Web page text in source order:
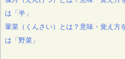
は「半」
葷菜（くんさい）とは？意味・覚え方
は「野菜」